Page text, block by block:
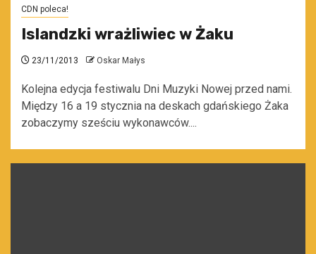
CDN poleca!
Islandzki wrażliwiec w Żaku
23/11/2013 Oskar Małys
Kolejna edycja festiwalu Dni Muzyki Nowej przed nami.
Między 16 a 19 stycznia na deskach gdańskiego Żaka
zobaczymy sześciu wykonawców....